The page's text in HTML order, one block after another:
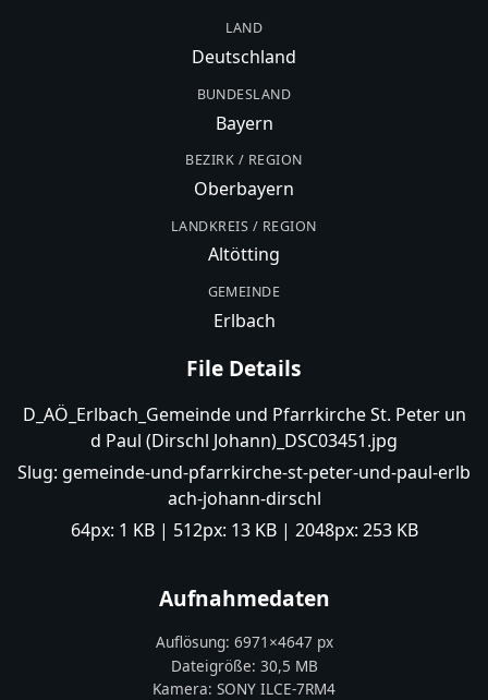
LAND
Deutschland
BUNDESLAND
Bayern
BEZIRK / REGION
Oberbayern
LANDKREIS / REGION
Altötting
GEMEINDE
Erlbach
File Details
D_AÖ_Erlbach_Gemeinde und Pfarrkirche St. Peter un
d Paul (Dirschl Johann)_DSC03451.jpg
Slug: gemeinde-und-pfarrkirche-st-peter-und-paul-erlb
ach-johann-dirschl
64px: 1 KB| 512px: 13 KB| 2048px: 253 KB
Aufnahmedaten
Auflösung: 6971 ×4647 px
Dateigröße: 30,5 MB
Kamera: SONY ILCE-7RM4